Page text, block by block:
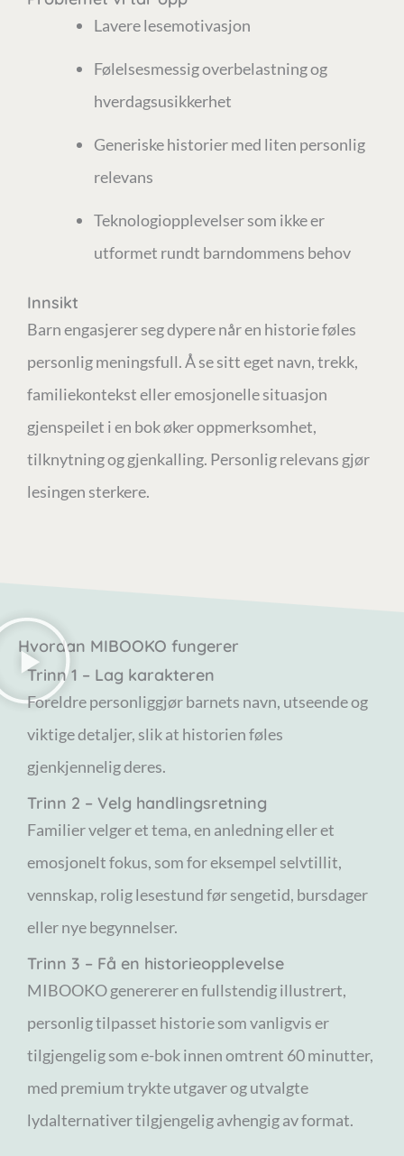
Lavere lesemotivasjon
Følelsesmessig overbelastning og
hverdagsusikkerhet
Generiske historier med liten personlig
relevans
Teknologiopplevelser som ikke er
utformet rundt barndommens behov
Innsikt
Barn engasjerer seg dypere når en historie føles
personlig meningsfull. Å se sitt eget navn, trekk,
familiekontekst eller emosjonelle situasjon
gjenspeilet i en bok øker oppmerksomhet,
tilknytning og gjenkalling. Personlig relevans gjør
lesingen sterkere.
Hvordan MIBOOKO fungerer
Trinn 1 – Lag karakteren
Foreldre personliggjør barnets navn, utseende og
viktige detaljer, slik at historien føles
gjenkjennelig deres.
Trinn 2 – Velg handlingsretning
Familier velger et tema, en anledning eller et
emosjonelt fokus, som for eksempel selvtillit,
vennskap, rolig lesestund før sengetid, bursdager
eller nye begynnelser.
Trinn 3 – Få en historieopplevelse
MIBOOKO genererer en fullstendig illustrert,
personlig tilpasset historie som vanligvis er
tilgjengelig som e-bok innen omtrent 60 minutter,
med premium trykte utgaver og utvalgte
lydalternativer tilgjengelig avhengig av format.